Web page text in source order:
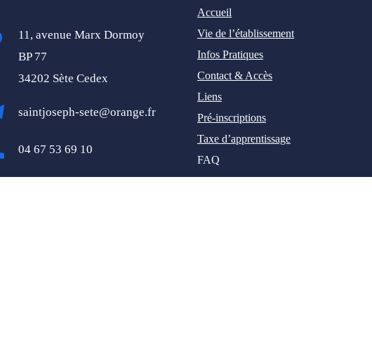
11, avenue Marx Dormoy
BP 77
34202 Sète Cedex
saintjoseph-sete@orange.fr
04 67 53 69 10
Accueil
Vie de l’établissement
Infos Pratiques
Contact & Accès
Liens
Pré-inscriptions
Taxe d’apprentissage
FAQ